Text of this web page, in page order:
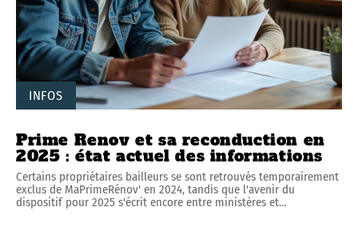
INFOS
Prime Renov et sa reconduction en
2025 : état actuel des informations
Certains propriétaires bailleurs se sont retrouvés temporairement
exclus de MaPrimeRénov' en 2024, tandis que l'avenir du
dispositif pour 2025 s'écrit encore entre ministères et…